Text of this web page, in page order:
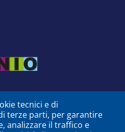
tecnici e di
terze parti, per garantire
analizzare il traffico e